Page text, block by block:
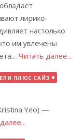
лирико-
настолько
им увлечены
Читать далее...
ПЛЮС САЙЗ
Yeo) —